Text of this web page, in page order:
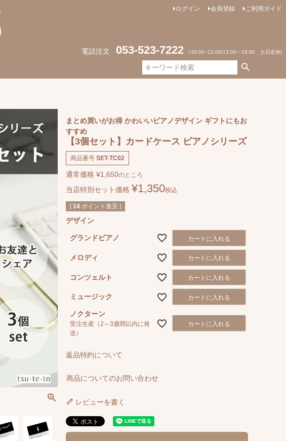
ログイン 会員登録 ご利用ガイド
電話注文 053-523-7222 （10:00~12:00/13:00～15:00 土日定休)
まとめ買いがお得 かわいいピアノデザイン ギフトにもお
すすめ
【3個セット】カードケース ピアノシリーズ
商品番号 SET-TC02
通常価格 ¥1,650のところ
当店特別セット価格 ¥1,350税込
[ 14 ポイント進呈 ]
デザイン
グランドピアノ カートに入れる
メロディ カートに入れる
コンツェルト カートに入れる
ミュージック カートに入れる
ノクターン
受注生産（2～3週間以内に発
送）
カートに入れる
返品特約について
商品についてのお問い合わせ
レビューを書く